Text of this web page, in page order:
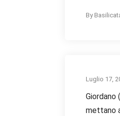
By
Luglio 17,
Giordano
mettano